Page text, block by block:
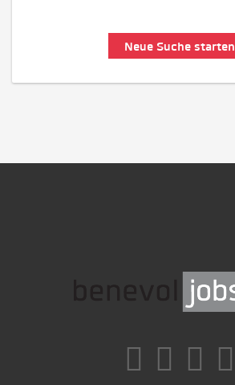
Neue Suche starten